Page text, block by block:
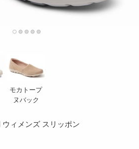
モカトープ
ヌバック
ウィメンズ スリッポン